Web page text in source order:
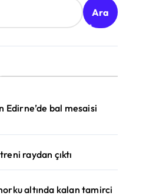
Ara
Edirne’de bal mesaisi
raydan çıktı
altında kalan tamirci